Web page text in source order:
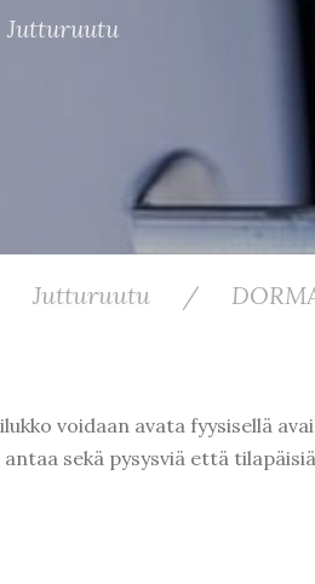
Jutturuutu
Jutturuutu /
voidaan avata fyysisellä
sekä pysysviä että